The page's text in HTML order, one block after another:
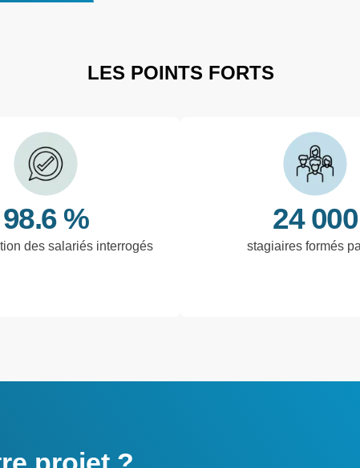
LES POINTS FORTS
98.6 %
des salariés interrogés
24 000
stagiaires formés